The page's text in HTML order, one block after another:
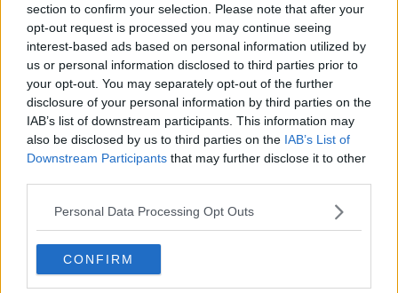
section to confirm your selection. Please note that after your
opt-out request is processed you may continue seeing
interest-based ads based on personal information utilized by
us or personal information disclosed to third parties prior to
your opt-out. You may separately opt-out of the further
disclosure of your personal information by third parties on the
IAB’s list of downstream participants. This information may
also be disclosed by us to third parties on the IAB’s List of
Downstream Participants that may further disclose it to other
Personal Data Processing Opt Outs
CONFIRM
«Crediamo sia una opportunità di sviluppo rurale, di turismo slow, di
vacanza culturale e religiosa" -dichiara Albano Ricci assessore
alla Cultura ed al Turismo del Comune di Cortona e consigliere
dell’Associazione Via Romea Germanica.
In questi anni il turismo legato a questi cammini è molto aumentato
ed è formato inprevalenza da pellegrini e camminatori ,
provenienti soprattutto dalla Germania e dai Paesi del Nord
Europa.
gente, infatti,chiede di poter vivere vacanze ed esperienze
questo tipo, perché realizzano una ricarica di benessere, una
immersione nei territori, una conoscenza reale dei paesaggi e dei
prodotti della terra.